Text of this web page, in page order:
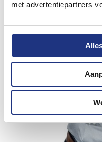
met advertentiepartners